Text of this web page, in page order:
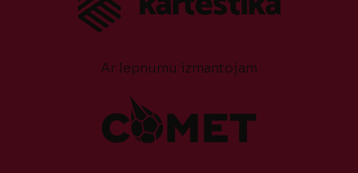
Ar lepnumu izmantojam